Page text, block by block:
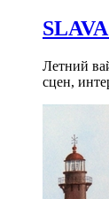
Летний
сцен,